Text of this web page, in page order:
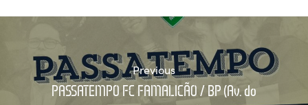
Previous
PASSATEMPO FC FAMALICÃO / BP (Av. do